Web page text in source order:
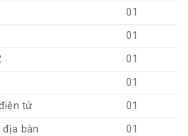
01
01
01
01
tử
01
địa bàn
01